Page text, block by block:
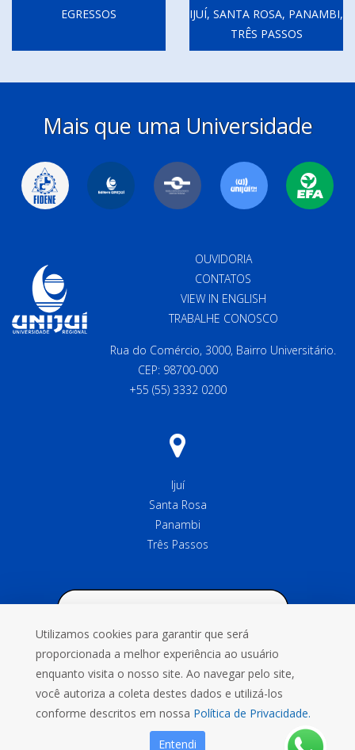
EGRESSOS
IJUÍ, SANTA ROSA, PANAMBI,
TRÊS PASSOS
Mais que uma Universidade
OUVIDORIA
CONTATOS
VIEW IN ENGLISH
TRABALHE CONOSCO
Rua do Comércio, 3000, Bairro Universitário.
CEP: 98700-000
+55 (55) 3332 0200
Ijuí
Santa Rosa
Panambi
Três Passos
Utilizamos cookies para garantir que será
proporcionada a melhor experiência ao usuário
enquanto visita o nosso site. Ao navegar pelo site,
você autoriza a coleta destes dados e utilizá-los
conforme descritos em nossa Política de Privacidade.
Entendi